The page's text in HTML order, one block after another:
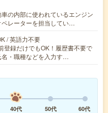
の内部に使われているエンジン
レーターを担当してい…
/ 英語力不要
録だけでもOK！履歴書不要で
・職種などを入力す…
40代 50代 60代